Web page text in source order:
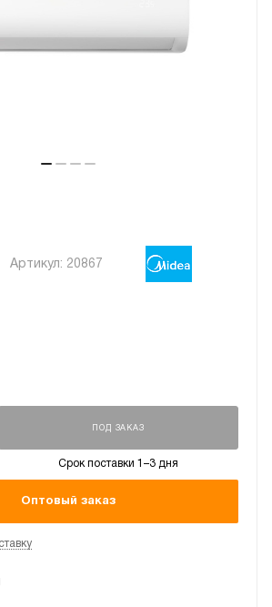
Артикул: 20867
ПОД ЗАКАЗ
Срок поставки 1–3 дня
Оптовый заказ